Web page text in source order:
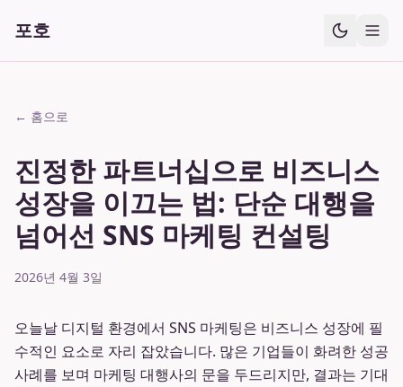
포호
← 홈으로
진정한 파트너십으로 비즈니스
성장을 이끄는 법: 단순 대행을
넘어선 SNS 마케팅 컨설팅
2026년 4월 3일
오늘날 디지털 환경에서 SNS 마케팅은 비즈니스 성장에 필
수적인 요소로 자리 잡았습니다. 많은 기업들이 화려한 성공
사례를 보며 마케팅 대행사의 문을 두드리지만, 결과는 기대